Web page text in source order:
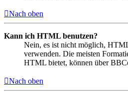
Nach oben
Kann ich HTML benutzen?
Nein, es ist nicht möglich,
verwenden. Die meisten
HTML bietet, können über
Nach oben